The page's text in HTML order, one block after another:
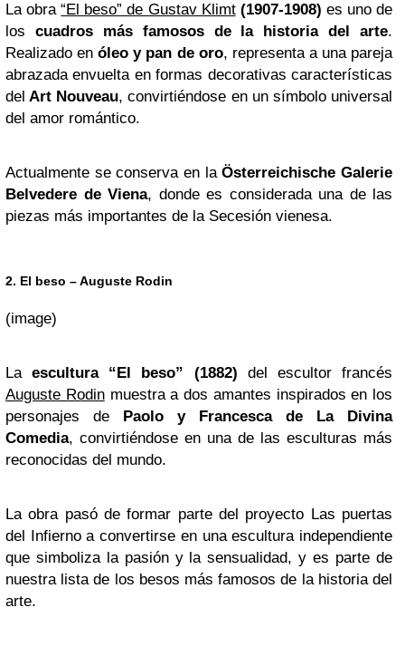
La obra“El beso” de Gustav Klimt(1907-1908) es uno de
los cuadros más famosos de la historia del arte.
Realizado enóleo y pan de oro, representa a una pareja
abrazada envuelta en formas decorativas características
del Art Nouveau, convirtiéndose en un símbolo universal
del amor romántico.
Actualmente se conserva en laÖsterreichische Galerie
Belvedere de Viena, donde es considerada una de las
piezas más importantes de la Secesión vienesa.
2. El beso – Auguste Rodin
(image)
Laescultura “El beso” (1882) del escultor francés
Auguste Rodinmuestra a dos amantes inspirados en los
personajes de
Paolo y Francesca de La Divina
Comedia, convirtiéndose en una de las esculturas más
reconocidas del mundo.
La obra pasó de formar parte del proyecto Las puertas
del Infierno a convertirse en una escultura independiente
que simboliza la pasión y la sensualidad, y es parte de
nuestra lista de los besos más famosos de la historia del
arte.